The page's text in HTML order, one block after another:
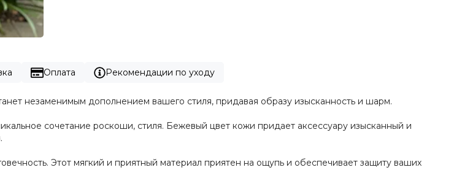
Оплата Рекомендации по уходу
незаменимым дополнением вашего стиля, придавая образу изысканность и шарм.
сочетание роскоши, стиля. Бежевый цвет кожи придает аксессуару изысканный и
Этот мягкий и приятный материал приятен на ощупь и обеспечивает защиту ваших